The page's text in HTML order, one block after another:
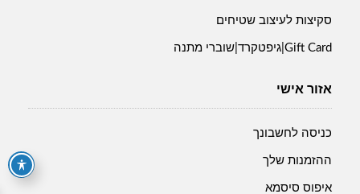
סקיצות לעיצוב שטיחים
Gift Card|גיפטקרד|שוברי מתנה
אזור אישי
כניסה לחשבונך
ההזמנות שלך
איפוס סיסמא